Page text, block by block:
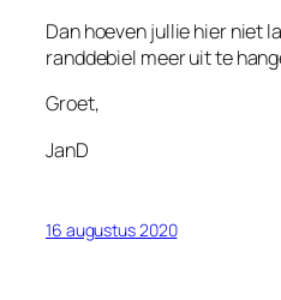
Dan hoeven jullie hier niet
randdebiel meer uit te
Groet,
JanD
16 augustus 2020